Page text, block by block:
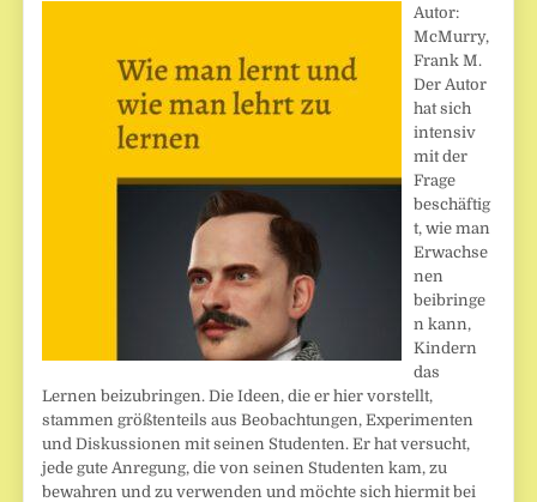
Autor:
McMurry,
Frank M.
Der Autor
hat sich
intensiv
mit der
Frage
beschäftig
t, wie man
Erwachse
nen
beibringe
n kann,
Kindern
das
Lernen beizubringen. Die Ideen, die er hier vorstellt,
stammen größtenteils aus Beobachtungen, Experimenten
und Diskussionen mit seinen Studenten. Er hat versucht,
jede gute Anregung, die von seinen Studenten kam, zu
bewahren und zu verwenden und möchte sich hiermit bei